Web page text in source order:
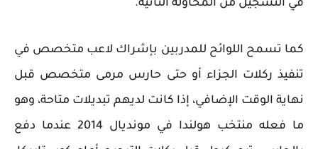
في التسجيل من المحاولة الثانية.
كما تسمح اللوائح للمدربين بإشراك لاعب متخصص في
تنفيذ ركلات الجزاء أو حتى حارس مرمى متخصص قبل
نهاية الوقت الإضافي، إذا كانت لديهم تبديلات متاحة، وهو
ما فعله منتخب هولندا في مونديال 2014 عندما دفع